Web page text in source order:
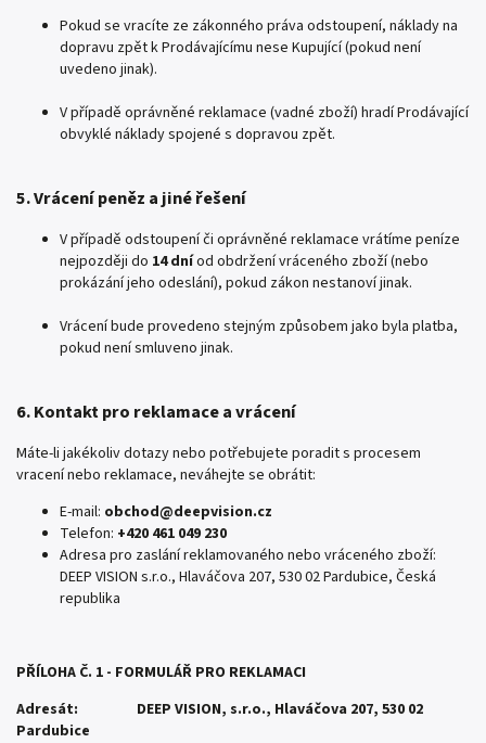
Pokud se vracíte ze zákonného práva odstoupení, náklady na
dopravu zpět k Prodávajícímu nese Kupující (pokud není
uvedeno jinak).
V případě oprávněné reklamace (vadné zboží) hradí Prodávající
obvyklé náklady spojené s dopravou zpět.
5. Vrácení peněz a jiné řešení
V případě odstoupení či oprávněné reklamace vrátíme peníze
nejpozději do 14 dníod obdržení vráceného zboží (nebo
prokázání jeho odeslání), pokud zákon nestanoví jinak.
Vrácení bude provedeno stejným způsobem jako byla platba,
pokud není smluveno jinak.
6. Kontakt pro reklamace a vrácení
Máte-li jakékoliv dotazy nebo potřebujete poradit s procesem
vracení nebo reklamace, neváhejte se obrátit:
E-mail: obchod@deepvision.cz
Telefon: +420 461 049 230
Adresa pro zaslání reklamovaného nebo vráceného zboží:
DEEP VISION s.r.o., Hlaváčova 207, 530 02 Pardubice, Česká
republika
PŘÍLOHA Č. 1 - FORMULÁŘ PRO REKLAMACI
Adresát: DEEP VISION, s.r.o., Hlaváčova 207, 530 02
Pardubice